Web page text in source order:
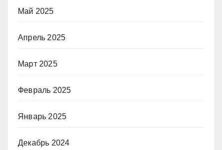
Май 2025
Апрель 2025
Март 2025
Февраль 2025
Январь 2025
Декабрь 2024